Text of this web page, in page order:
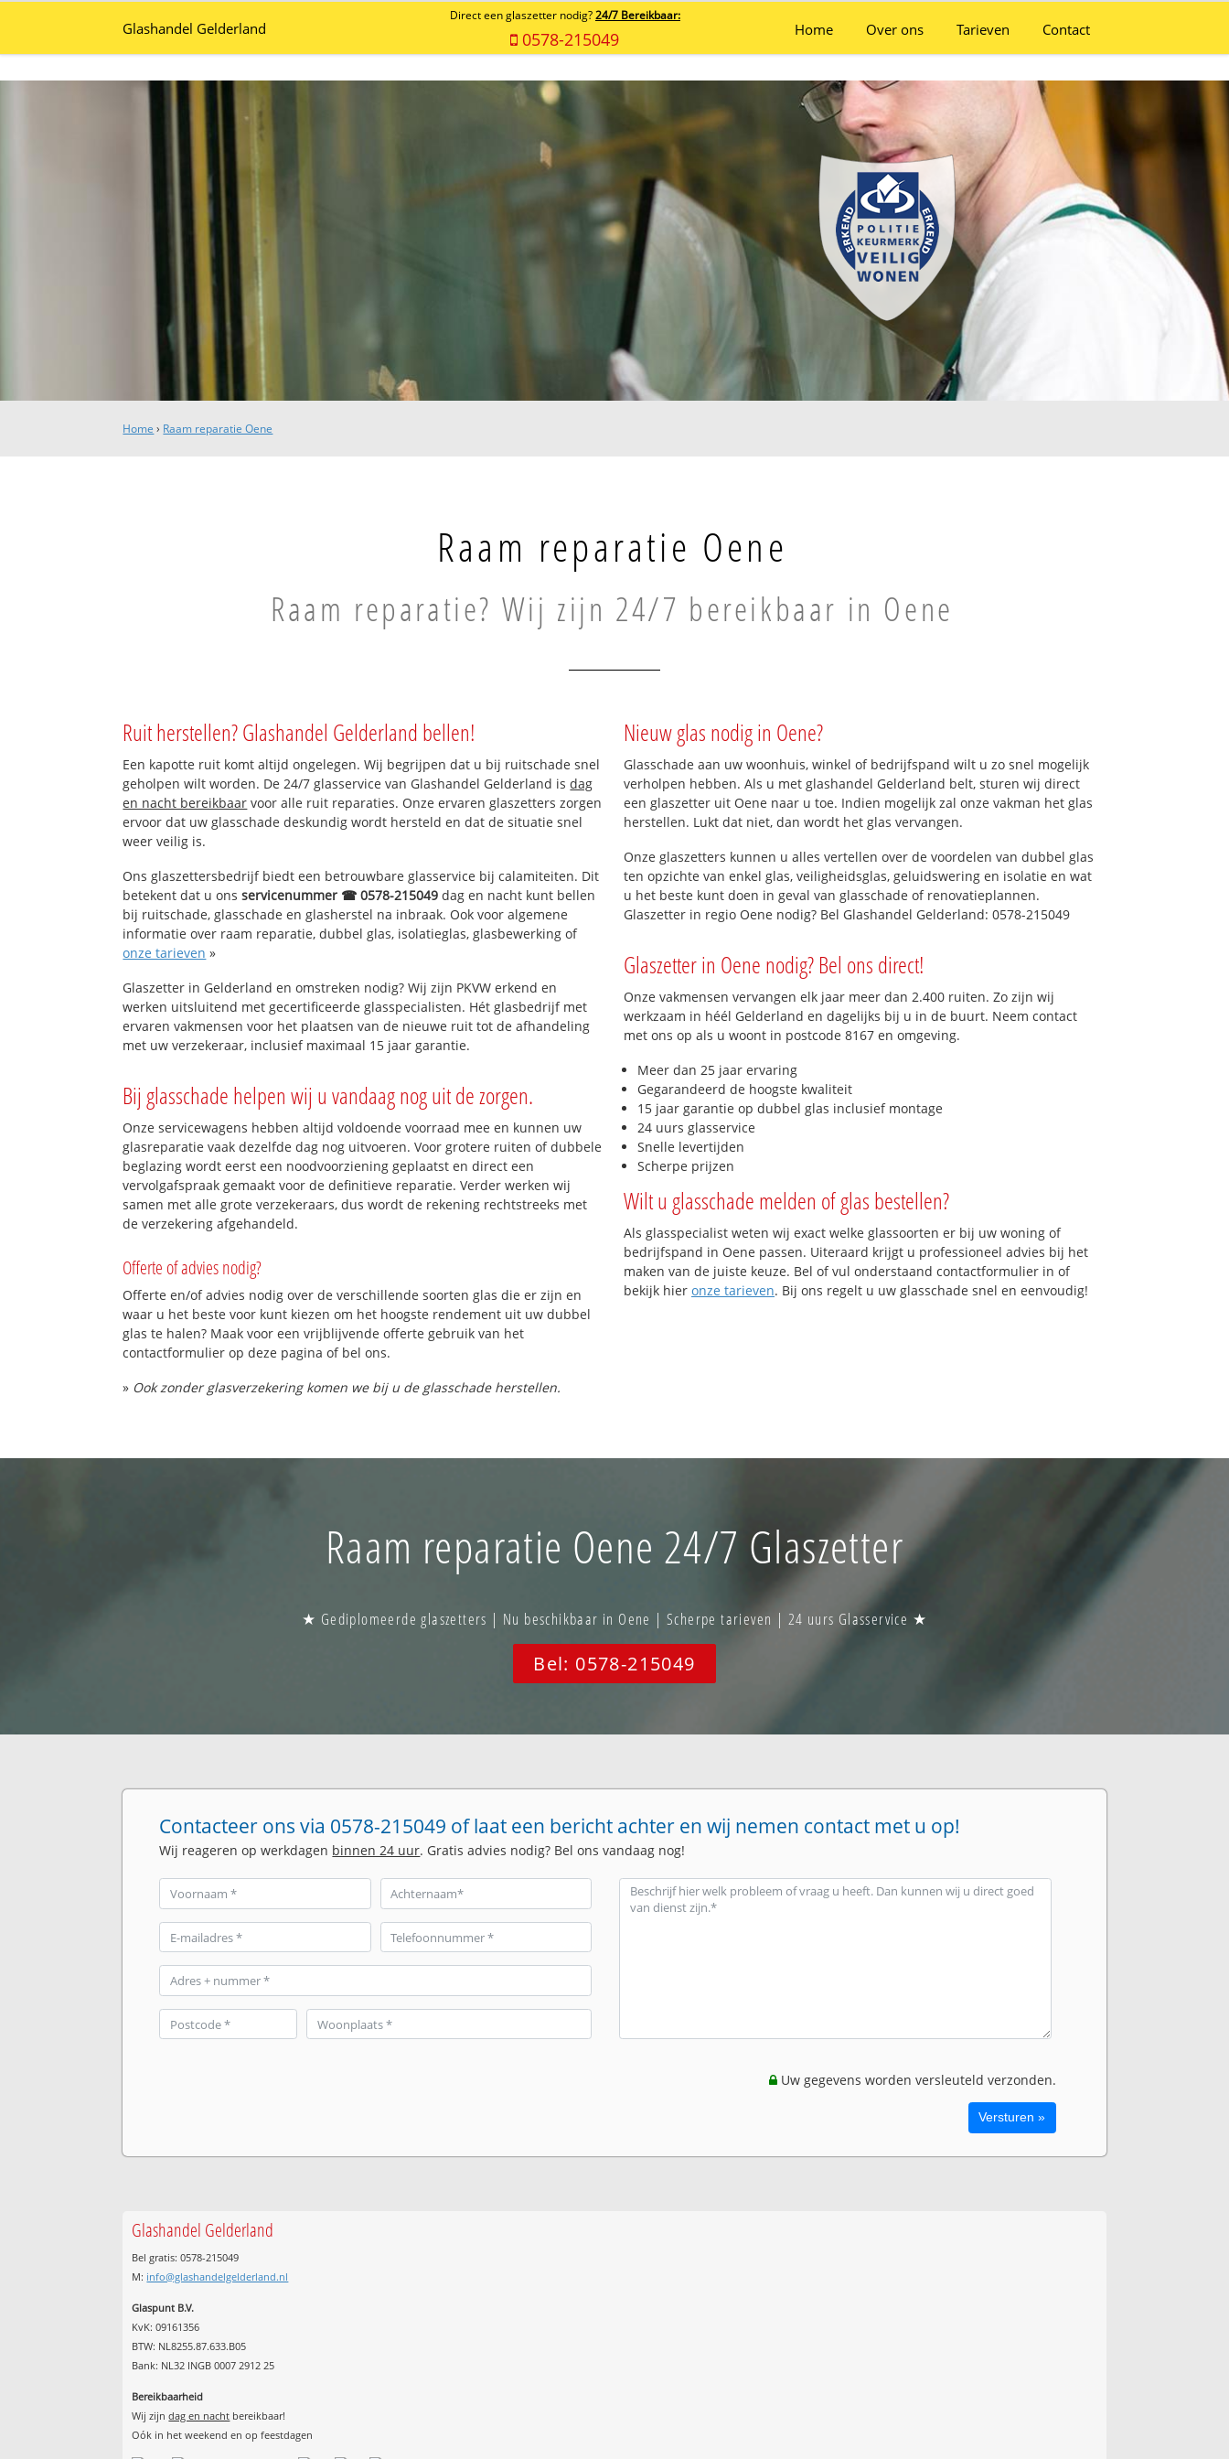
Glashandel Gelderland
Direct een glaszetter nodig? 24/7 Bereikbaar:
0578-215049 Home Over ons Tarieven Contact
Home › Raam reparatie Oene
Raam reparatie Oene
Raam reparatie? Wij zijn 24/7 bereikbaar in Oene
Ruit herstellen? Glashandel Gelderland bellen!
Een kapotte ruit komt altijd ongelegen. Wij begrijpen dat u bij ruitschade snel
geholpen wilt worden. De 24/7 glasservice van Glashandel Gelderland isdag
en nacht bereikbaar voor alle ruit reparaties. Onze ervaren glaszetters zorgen
ervoor dat uw glasschade deskundig wordt hersteld en dat de situatie snel
weer veilig is.
Ons glaszettersbedrijf biedt een betrouwbare glasservice bij calamiteiten. Dit
betekent dat u onsservicenummer ☎ 0578-215049 dag en nacht kunt bellen
bij ruitschade, glasschade en glasherstel na inbraak. Ook voor algemene
informatie over raam reparatie, dubbel glas, isolatieglas, glasbewerking of
onze tarieven »
Glaszetter in Gelderland en omstreken nodig? Wij zijn PKVW erkend en
werken uitsluitend met gecertificeerde glasspecialisten. Hét glasbedrijf met
ervaren vakmensen voor het plaatsen van de nieuwe ruit tot de afhandeling
met uw verzekeraar, inclusief maximaal 15 jaar garantie.
Bij glasschade helpen wij u vandaag nog uit de zorgen.
Onze servicewagens hebben altijd voldoende voorraad mee en kunnen uw
glasreparatie vaak dezelfde dag nog uitvoeren. Voor grotere ruiten of dubbele
beglazing wordt eerst een noodvoorziening geplaatst en direct een
vervolgafspraak gemaakt voor de definitieve reparatie. Verder werken wij
samen met alle grote verzekeraars, dus wordt de rekening rechtstreeks met
de verzekering afgehandeld.
Offerte of advies nodig?
Offerte en/of advies nodig over de verschillende soorten glas die er zijn en
waar u het beste voor kunt kiezen om het hoogste rendement uit uw dubbel
glas te halen? Maak voor een vrijblijvende offerte gebruik van het
contactformulier op deze pagina of bel ons.
» Ook zonder glasverzekering komen we bij u de glasschade herstellen.
Nieuw glas nodig in Oene?
Glasschade aan uw woonhuis, winkel of bedrijfspand wilt u zo snel mogelijk
verholpen hebben. Als u met glashandel Gelderland belt, sturen wij direct
een glaszetter uit Oene naar u toe. Indien mogelijk zal onze vakman het glas
herstellen. Lukt dat niet, dan wordt het glas vervangen.
Onze glaszetters kunnen u alles vertellen over de voordelen van dubbel glas
ten opzichte van enkel glas, veiligheidsglas, geluidswering en isolatie en wat
u het beste kunt doen in geval van glasschade of renovatieplannen.
Glaszetter in regio Oene nodig? Bel Glashandel Gelderland: 0578-215049
Glaszetter in Oene nodig? Bel ons direct!
Onze vakmensen vervangen elk jaar meer dan 2.400 ruiten. Zo zijn wij
werkzaam in héél Gelderland en dagelijks bij u in de buurt. Neem contact
met ons op als u woont in postcode 8167 en omgeving.
Meer dan 25 jaar ervaring
Gegarandeerd de hoogste kwaliteit
15 jaar garantie op dubbel glas inclusief montage
24 uurs glasservice
Snelle levertijden
Scherpe prijzen
Wilt u glasschade melden of glas bestellen?
Als glasspecialist weten wij exact welke glassoorten er bij uw woning of
bedrijfspand in Oene passen. Uiteraard krijgt u professioneel advies bij het
maken van de juiste keuze. Bel of vul onderstaand contactformulier in of
bekijk hier onze tarieven. Bij ons regelt u uw glasschade snel en eenvoudig!
Raam reparatie Oene 24/7 Glaszetter
★ Gediplomeerde glaszetters | Nu beschikbaar in Oene | Scherpe tarieven | 24 uurs Glasservice ★
Bel: 0578-215049
Contacteer ons via 0578-215049 of laat een bericht achter en wij nemen contact met u op!
Wij reageren op werkdagen binnen 24 uur. Gratis advies nodig? Bel ons vandaag nog!
Uw gegevens worden versleuteld verzonden.
Glashandel Gelderland
Bel gratis: 0578-215049
M: info@glashandelgelderland.nl
Glaspunt B.V.
KvK: 09161356
BTW: NL8255.87.633.B05
Bank: NL32 INGB 0007 2912 25
Bereikbaarheid
Wij zijndag en nacht bereikbaar!
Oók in het weekend en op feestdagen